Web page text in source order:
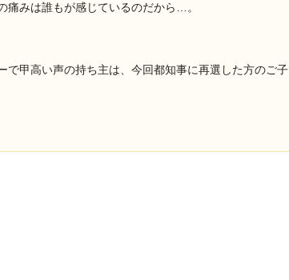
痛みは誰もが感じているのだから…。
で甲高い声の持ち主は、今回都知事に再選した方のご子